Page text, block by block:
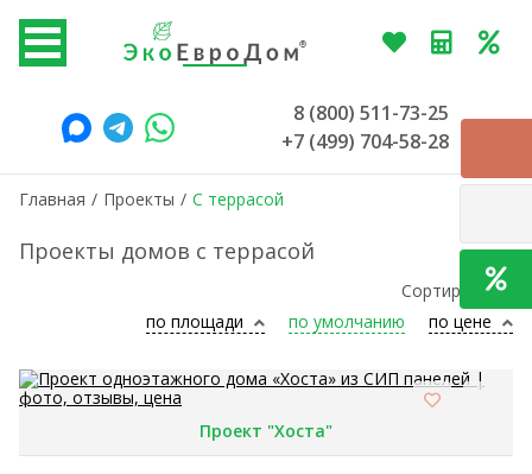
8 (800) 511-73-25
+7 (499) 704-58-28
Главная / Проекты / С террасой
Проекты домов с террасой
Сортировать:
по умолчанию
по площади по цене
Проект "Хоста"